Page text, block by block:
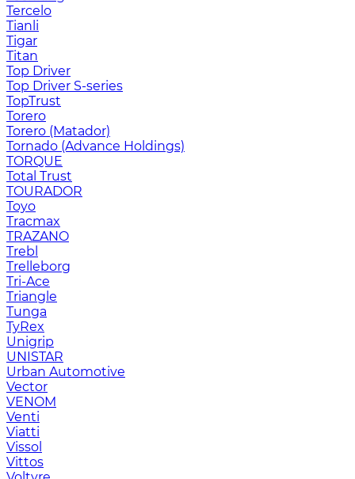
Tercelo
Tianli
Tigar
Titan
Top Driver
Top Driver S-series
TopTrust
Torero
Torero (Matador)
Tornado (Advance Holdings)
TORQUE
Total Trust
TOURADOR
Toyo
Tracmax
TRAZANO
Trebl
Trelleborg
Tri-Ace
Triangle
Tunga
TyRex
Unigrip
UNISTAR
Urban Automotive
Vector
VENOM
Venti
Viatti
Vissol
Vittos